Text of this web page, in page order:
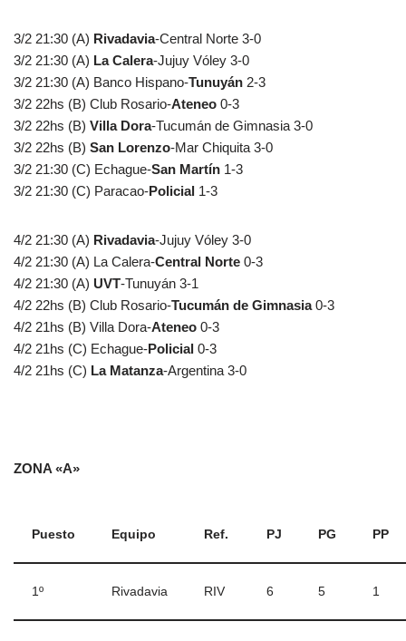
3/2 21:30 (A) Rivadavia-Central Norte 3-0
3/2 21:30 (A) La Calera-Jujuy Vóley 3-0
3/2 21:30 (A) Banco Hispano-Tunuyán 2-3
3/2 22hs (B) Club Rosario-Ateneo 0-3
3/2 22hs (B) Villa Dora-Tucumán de Gimnasia 3-0
3/2 22hs (B) San Lorenzo-Mar Chiquita 3-0
3/2 21:30 (C) Echague-San Martín 1-3
3/2 21:30 (C) Paracao-Policial 1-3
4/2 21:30 (A) Rivadavia-Jujuy Vóley 3-0
4/2 21:30 (A) La Calera-Central Norte 0-3
4/2 21:30 (A) UVT-Tunuyán 3-1
4/2 22hs (B) Club Rosario-Tucumán de Gimnasia0-3
4/2 21hs (B) Villa Dora-Ateneo 0-3
4/2 21hs (C) Echague-Policial 0-3
4/2 21hs (C) La Matanza-Argentina 3-0
ZONA «A»
Puesto Equipo Ref. PJ PG PP
1º Rivadavia RIV 6 5 1